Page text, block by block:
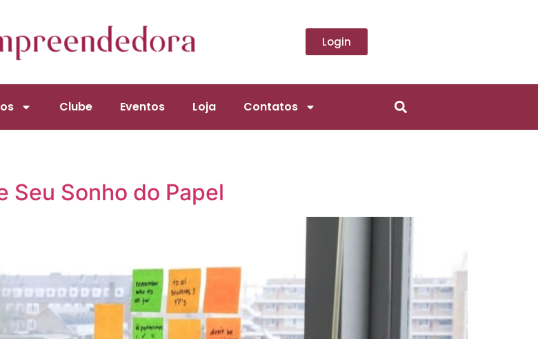
Login
Clube Eventos Loja Contatos
Seu Sonho do Papel